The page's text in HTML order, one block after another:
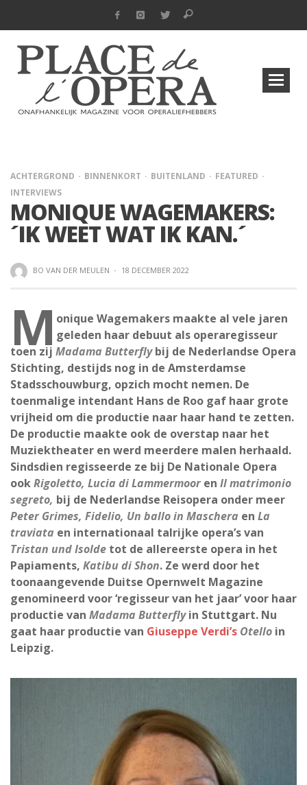
ACHTERGROND BINNENKORT BUITENLAND
FEATURED
INTERVIEWS
MONIQUE WAGEMAKERS:
´IK WEET WAT IK KAN.´
BO VAN DER MEULEN · 18 DECEMBER 2022
M onique Wagemakers maakte al vele jaren
geleden haar debuut als operaregisseur
toen zij Madama Butterflybij de Nederlandse Opera
Stichting, destijds nog in de Amsterdamse
Stadsschouwburg, opzich mocht nemen. De
toenmalige intendant Hans de Roo gaf haar grote
vrijheid om die productie naar haar hand te zetten.
De productie maakte ook de overstap naar het
Muziektheater en werd meerdere malen herhaald.
Sindsdien regisseerde ze bij De Nationale Opera
ookRigoletto, Lucia di Lammermooren Il matrimonio
segreto, bij de Nederlandse Reisopera onder meer
Peter Grimes, Fidelio, Un ballo in Maschera en La
traviata en internationaal talrijke opera’s van
Tristan und Isolde tot de allereerste opera in het
Papiaments, Katibu di Shon. Ze werd door het
toonaangevende Duitse Opernwelt Magazine
genomineerd voor ‘regisseur van het jaar’ voor haar
productie van Madama Butterflyin Stuttgart. Nu
gaat haar productie van Giuseppe Verdi’s Otello in
Leipzig.